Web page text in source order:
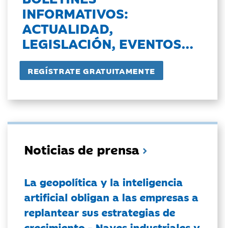
INFORMATIVOS:
ACTUALIDAD,
LEGISLACIÓN, EVENTOS...
Noticias de prensa
La geopolítica y la inteligencia
artificial obligan a las empresas a
replantear sus estrategias de